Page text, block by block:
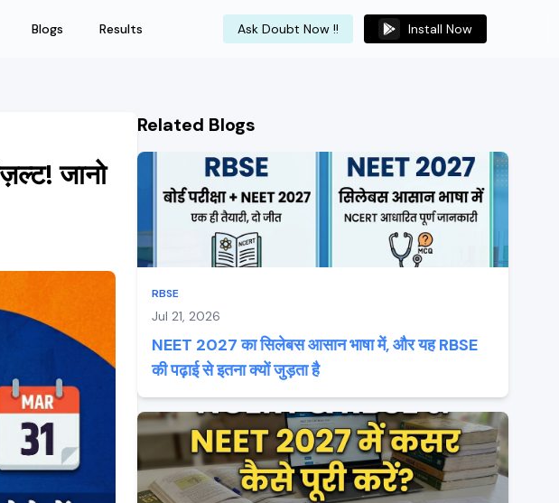
Blogs Results Ask Doubt Now !! Install Now
जानो
Related Blogs
RBSE
Jul 21, 2026
NEET 2027 का सिलेबस आसान भाषा में, और यह RBSE
की पढ़ाई से इतना क्यों जुड़ता है